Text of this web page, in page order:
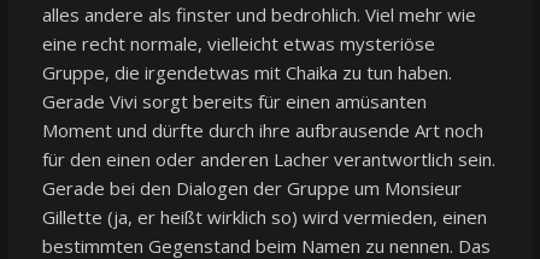
alles andere als finster und bedrohlich. Viel mehr wie
eine recht normale, vielleicht etwas mysteriöse
Gruppe, die irgendetwas mit Chaika zu tun haben.
Gerade Vivi sorgt bereits für einen amüsanten
Moment und dürfte durch ihre aufbrausende Art noch
für den einen oder anderen Lacher verantwortlich sein.
Gerade bei den Dialogen der Gruppe um Monsieur
Gillette (ja, er heißt wirklich so) wird vermieden, einen
bestimmten Gegenstand beim Namen zu nennen. Das